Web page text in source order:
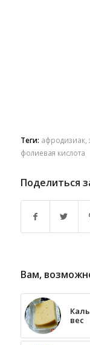
Теги: афродизиак,
фолиевая кислота
Поделиться
Вам,
вес